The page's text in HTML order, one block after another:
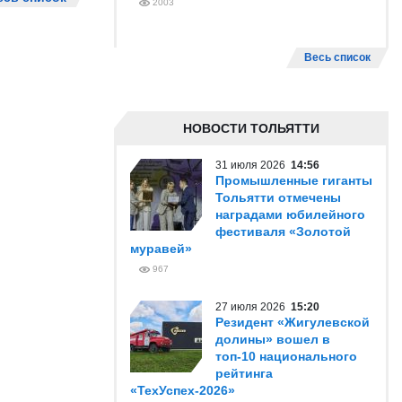
2003
Весь список
НОВОСТИ ТОЛЬЯТТИ
31 июля 2026 14:56
Промышленные гиганты
Тольятти отмечены
наградами юбилейного
фестиваля «Золотой
муравей»
967
27 июля 2026 15:20
Резидент «Жигулевской
долины» вошел в
топ-10 национального
рейтинга
«ТехУспех-2026»